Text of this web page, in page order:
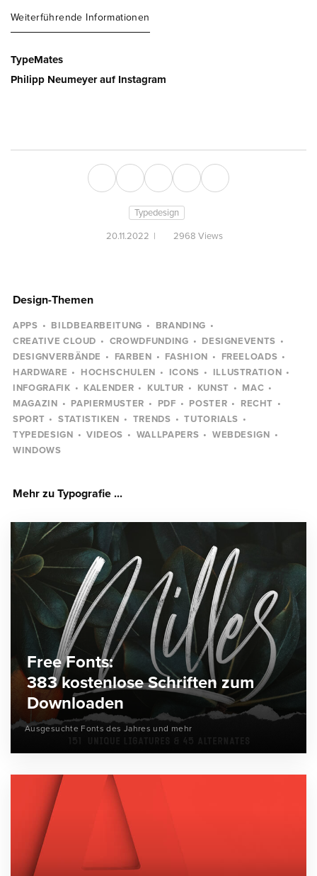
Weiterführende Informationen
TypeMates
Philipp Neumeyer auf Instagram
Typedesign
20.11.2022 | 2968 Views
Design-Themen
APPS BILDBEARBEITUNG
BRANDING
CREATIVE CLOUD
CROWDFUNDING
DESIGNEVENTS
DESIGNVERBÄNDE
FARBEN FASHION
FREELOADS
HARDWARE
HOCHSCHULEN ICONS
ILLUSTRATION
INFOGRAFIK
KALENDER KULTUR KUNST
MAC
MAGAZIN
PAPIERMUSTER PDF POSTER
RECHT
SPORT
STATISTIKEN TRENDS
TUTORIALS
TYPEDESIGN
VIDEOS WALLPAPERS
WEBDESIGN
WINDOWS
Mehr zu Typografie ...
Free Fonts:
383 kostenlose Schriften zum
Downloaden
Ausgesuchte Fonts des Jahres und mehr